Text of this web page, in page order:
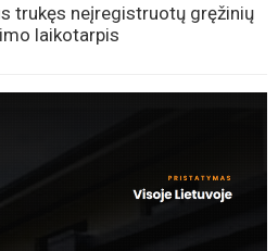
trukęs neįregistruotų gręžinių
laikotarpis